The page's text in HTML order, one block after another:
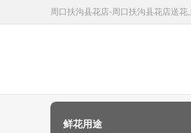
周口扶沟县花店-周口扶沟县花店送
鲜花用途